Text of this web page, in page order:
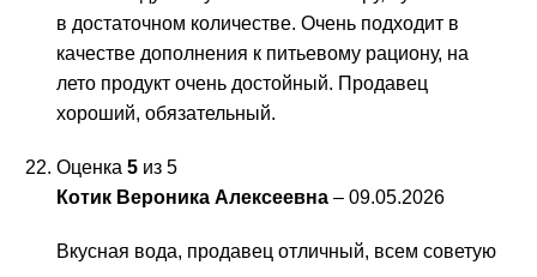
в достаточном количестве. Очень подходит в
качестве дополнения к питьевому рациону, на
лето продукт очень достойный. Продавец
хороший, обязательный.
Оценка 5 из 5
Котик Вероника Алексеевна – 09.05.2026
Вкусная вода, продавец отличный, всем советую